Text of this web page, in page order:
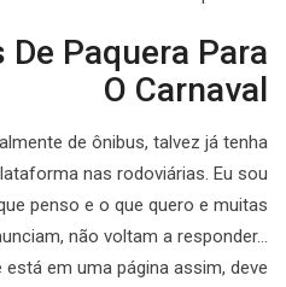
Paquera Para
O Carnaval
de ônibus, talvez já tenha
nas rodoviárias. Eu sou
penso e o que quero e muitas
não voltam a responder…
em uma página assim, deve